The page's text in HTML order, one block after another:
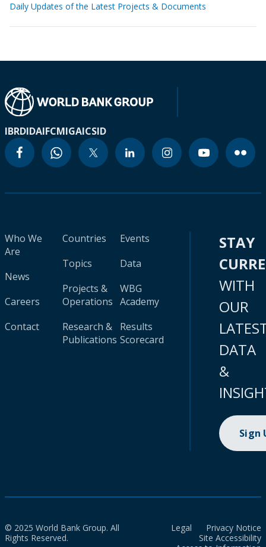
Daily Updates of the Latest Projects & Documents
IBRDIDAIFCMIGAICSID
Who We
Are
News
Careers
Contact
Countries
Topics
Projects &
Operations
Research &
Publications
Events
Data
WBG
Academy
Results
Scorecard
STAY
WITH
OUR
DATA
&
Sign
© 2025 World Bank Group. All
Rights Reserved.
Legal
Privacy Notice
Site Accessibility